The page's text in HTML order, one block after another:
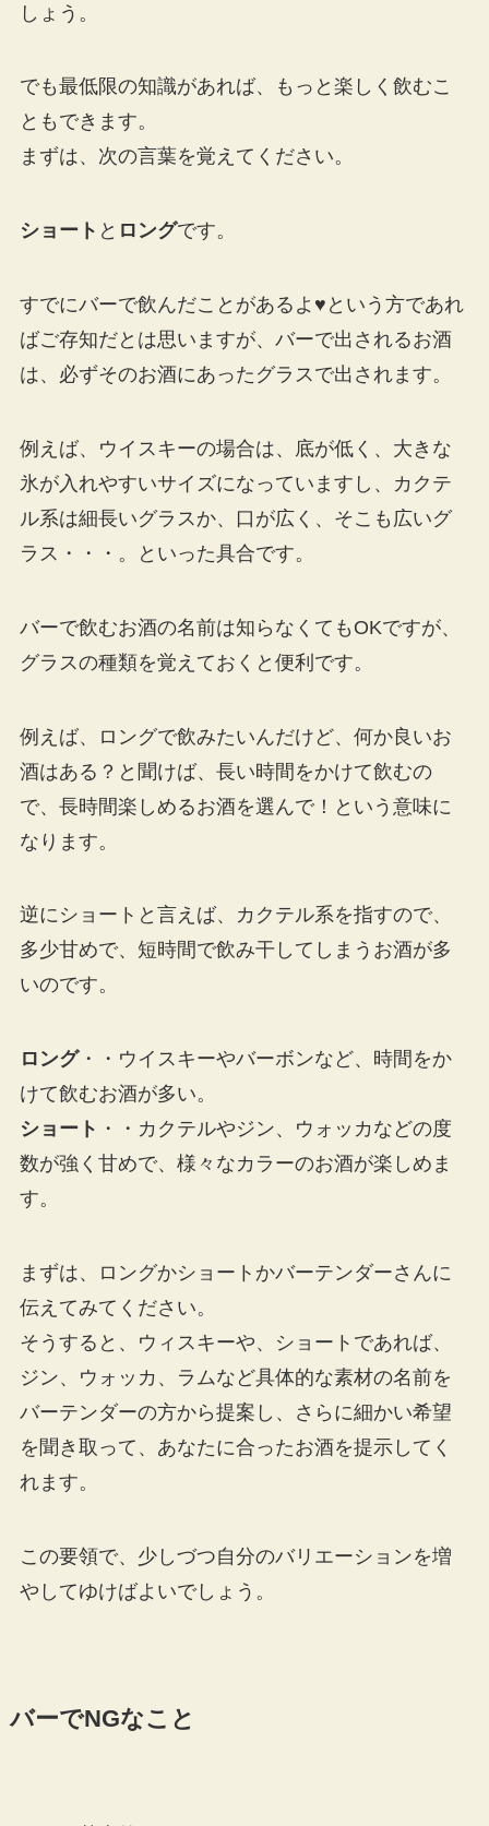
しょう。
でも最低限の知識があれば、もっと楽しく飲むこ
ともできます。
まずは、次の言葉を覚えてください。
ショート と ロングです。
すでにバーで飲んだことがあるよ♥という方であれ
ばご存知だとは思いますが、バーで出されるお酒
は、必ずそのお酒にあったグラスで出されます。
例えば、ウイスキーの場合は、底が低く、大きな
氷が入れやすいサイズになっていますし、カクテ
ル系は細長いグラスか、口が広く、そこも広いグ
ラス・・・。といった具合です。
バーで飲むお酒の名前は知らなくてもOKですが、
グラスの種類を覚えておくと便利です。
例えば、ロングで飲みたいんだけど、何か良いお
酒はある？と聞けば、長い時間をかけて飲むの
で、長時間楽しめるお酒を選んで！という意味に
なります。
逆にショートと言えば、カクテル系を指すので、
多少甘めで、短時間で飲み干してしまうお酒が多
いのです。
ロング・・ウイスキーやバーボンなど、時間をか
けて飲むお酒が多い。
ショート ・・カクテルやジン、ウォッカなどの度
数が強く甘めで、様々なカラーのお酒が楽しめま
す。
まずは、ロングかショートかバーテンダーさんに
伝えてみてください。
そうすると、ウィスキーや、ショートであれば、
ジン、ウォッカ、ラムなど具体的な素材の名前を
バーテンダーの方から提案し、さらに細かい希望
を聞き取って、あなたに合ったお酒を提示してく
れます。
この要領で、少しづつ自分のバリエーションを増
やしてゆけばよいでしょう。
バーでNGなこと